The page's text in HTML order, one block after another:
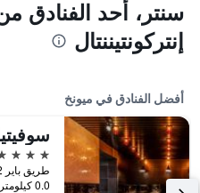
سنتر، أحد الفنادق
إنتركونتيننتال
أفضل الفنادق في ميونخ
5 نجوم
0.0 كيلومتر عن وسط المدينة